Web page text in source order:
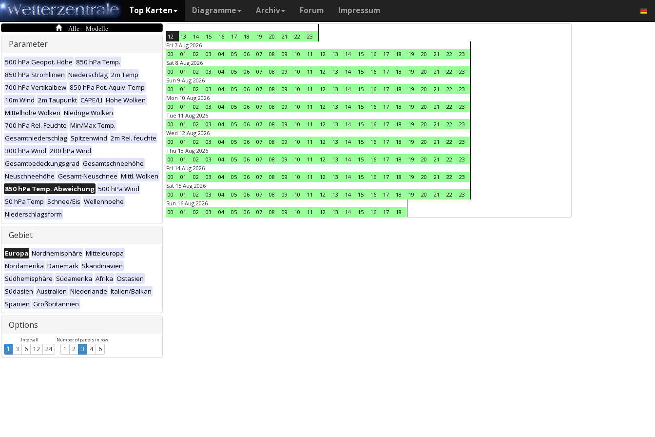
Top Karten Diagramme Archiv Forum Impressum
Alle Modelle
Parameter
500 hPa Geopot. Höhe 850 hPa Temp.
850 hPa Stromlinien Niederschlag 2m Temp
700 hPa Vertikalbew 850 hPa Pot. Äquiv. Temp
10m Wind 2m Taupunkt CAPE/LI Hohe Wolken
Mittelhohe Wolken Niedrige Wolken
700 hPa Rel. Feuchte Min/Max Temp.
Gesamtniederschlag Spitzenwind 2m Rel. feuchte
300 hPa Wind 200 hPa Wind
Gesamtbedeckungsgrad Gesamtschneehöhe
Neuschneehöhe Gesamt-Neuschnee Mittl. Wolken
850 hPa Temp. Abweichung 500 hPa Wind
50 hPa Temp Schnee/Eis Wellenhoehe
Niederschlagsform
Gebiet
Europa Nordhemisphäre Mitteleuropa
Nordamerika Dänemark Skandinavien
Südhemisphäre Südamerika Afrika Ostasien
Südasien Australien Niederlande Italien/Balkan
Spanien Großbritannien
Options
Intervall
1 3 6 12 24
Number of panels in row
1 2 3 4 6
12 13 14 15 16 17 18 19 20 21 22
23
Fri 7 Aug 2026
00
01 02 03 04 05 06 07 08 09 10 11 12 13 14 15 16 17 18 19 20 21 22
23
Sat 8 Aug 2026
00
01 02 03 04 05 06 07 08 09 10 11 12 13 14 15 16 17 18 19 20 21 22
23
Sun 9 Aug 2026
00
01 02 03 04 05 06 07 08 09 10 11 12 13 14 15 16 17 18 19 20 21 22
23
Mon 10 Aug 2026
00
01 02 03 04 05 06 07 08 09 10 11 12 13 14 15 16 17 18 19 20 21 22
23
Tue 11 Aug 2026
00
01 02 03 04 05 06 07 08 09 10 11 12 13 14 15 16 17 18 19 20 21 22
23
Wed 12 Aug 2026
00
01 02 03 04 05 06 07 08 09 10 11 12 13 14 15 16 17 18 19 20 21 22
23
Thu 13 Aug 2026
00
01 02 03 04 05 06 07 08 09 10 11 12 13 14 15 16 17 18 19 20 21 22
23
Fri 14 Aug 2026
00
01 02 03 04 05 06 07 08 09 10 11 12 13 14 15 16 17 18 19 20 21 22
23
Sat 15 Aug 2026
00
01 02 03 04 05 06 07 08 09 10 11 12 13 14 15 16 17 18 19 20 21 22
23
Sun 16 Aug 2026
00
01 02 03 04 05 06 07 08 09 10 11 12 13 14 15 16 17 18